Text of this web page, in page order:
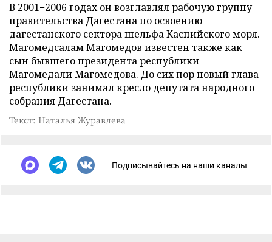
В 2001−2006 годах он возглавлял рабочую группу
правительства Дагестана по освоению
дагестанского сектора шельфа Каспийского моря.
Магомедсалам Магомедов известен также как
сын бывшего президента республики
Магомедали Магомедова. До сих пор новый глава
республики занимал кресло депутата народного
собрания Дагестана.
Текст: Наталья Журавлева
Подписывайтесь на наши каналы